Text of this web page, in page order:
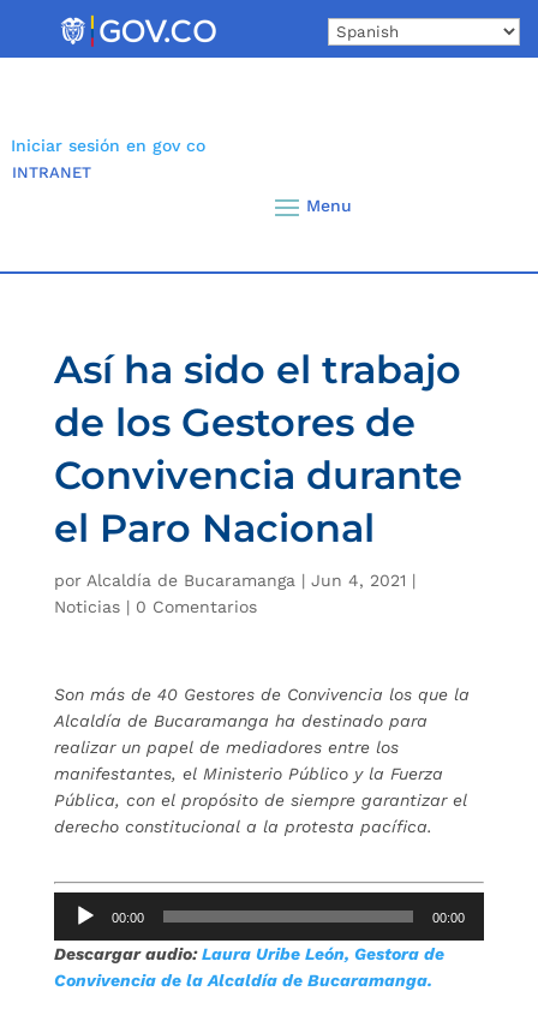
Iniciar sesión en gov co
INTRANET
Así ha sido el trabajo
de los Gestores de
Convivencia durante
el Paro Nacional
por Alcaldía de Bucaramanga | Jun 4, 2021 |
Noticias| 0 Comentarios
Son más de 40 Gestores de Convivencia los que la
Alcaldía de Bucaramanga ha destinado para
realizar un papel de mediadores entre los
manifestantes, el Ministerio Público y la Fuerza
Pública, con el propósito de siempre garantizar el
derecho constitucional a la protesta pacífica.
Reproductor
audio
00:00 00:00
Descargar audio:Laura Uribe León, Gestora de
Convivencia de la Alcaldía de Bucaramanga.